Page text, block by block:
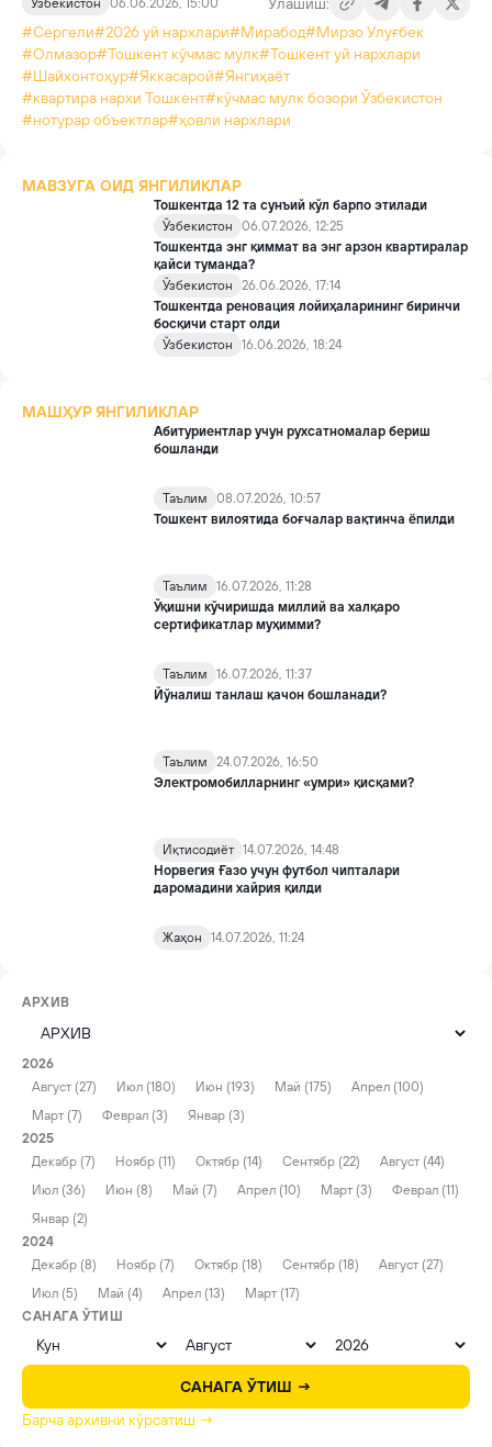
Ўзбекистон
06.06.2026, 15:00
#Сергели#2026 уй нархлари#Мирабод#Мирзо Улуғбек
#Олмазор#Тошкент кўчмас мулк#Тошкент уй нархлари
#Шайхонтоҳур#Яккасарой#Янгиҳаёт
#квартира нархи Тошкент#кўчмас мулк бозори Ўзбекистон
#нотурар объектлар#ҳовли нархлари
МАВЗУГА ОИД ЯНГИЛИКЛАР
Тошкентда 12 та сунъий кўл барпо этилади
Ўзбекистон
06.07.2026, 12:25
Тошкентда энг қиммат ва энг арзон квартиралар
қайси туманда?
Ўзбекистон
26.06.2026, 17:14
Тошкентда реновация лойиҳаларининг биринчи
босқичи старт олди
Ўзбекистон
16.06.2026, 18:24
МАШҲУР ЯНГИЛИКЛАР
Абитуриентлар учун рухсатномалар бериш
бошланди
Таълим
08.07.2026, 10:57
Тошкент вилоятида боғчалар вақтинча ёпилди
Таълим
16.07.2026, 11:28
Ўқишни кўчиришда миллий ва халқаро
сертификатлар муҳимми?
Таълим
16.07.2026, 11:37
Йўналиш танлаш қачон бошланади?
Таълим
24.07.2026, 16:50
Электромобилларнинг «умри» қисқами?
Иқтисодиёт 14.07.2026, 14:48
Норвегия Ғазо учун футбол чипталари
даромадини хайрия қилди
Жаҳон 14.07.2026, 11:24
АРХИВ
2026
Август (27)
Июл (180) Июн (193) Май (175)
Апрел (100)
Март (7)
Феврал (3)
Январ (3)
2025
Декабр (7)
Ноябр (11) Октябр (14) Сентябр (22)
Август (44)
Июл (36)
Июн (8) Май (7) Апрел (10) Март (3)
Феврал (11)
Январ (2)
2024
Декабр (8)
Ноябр (7) Октябр (18) Сентябр (18)
Август (27)
Июл (5)
Май (4) Апрел (13)
Март (17)
САНАГА ЎТИШ
САНАГА ЎТИШ →
Барча архивни кўрсатиш →